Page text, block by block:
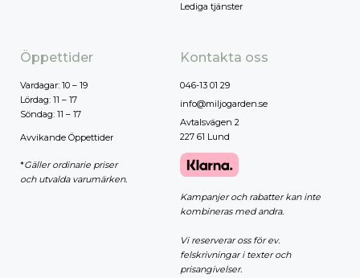
Lediga tjänster
Öppettider
Vardagar: 10 – 19
Lördag: 11 – 17
Söndag: 11 – 17
Avvikande Öppettider
*Gäller ordinarie priser
och utvalda varumärken.
Kontakta oss
046-13 01 29
info@miljogarden.se
Avtalsvägen 2
227 61 Lund
Kampanjer och rabatter kan inte
kombineras med andra.
Vi reserverar oss för ev.
felskrivningar i texter och
prisangivelser.